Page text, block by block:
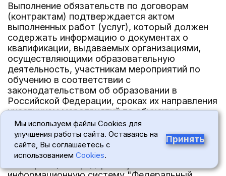
Выполнение обязательств по договорам
(контрактам) подтверждается актом
выполненных работ (услуг), который должен
содержать информацию о документах о
квалификации, выдаваемых организациями,
осуществляющими образовательную
деятельность, участникам мероприятий по
обучению в соответствии с
законодательством об образовании в
Российской Федерации, сроках их направления
участникам мероприятий по обучению,
прошедшим профессиональное обучение и
получившим дополнительное
профессиональное образование, а также
внесении сведений о документах о
Мы используем файлы Cookies для
улучшения работы сайта. Оставаясь на
сайте, Вы соглашаетесь с
использованием Cookies.
Принять